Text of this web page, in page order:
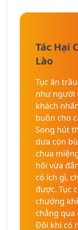
Tác Hại
Lào
Tục ăn
như người
khách
buồn cho
Song hút
dưa còn
chua
hôi vừa
có ích gì,
được. Tục
chướng
chẳng qua
Đôi khi có